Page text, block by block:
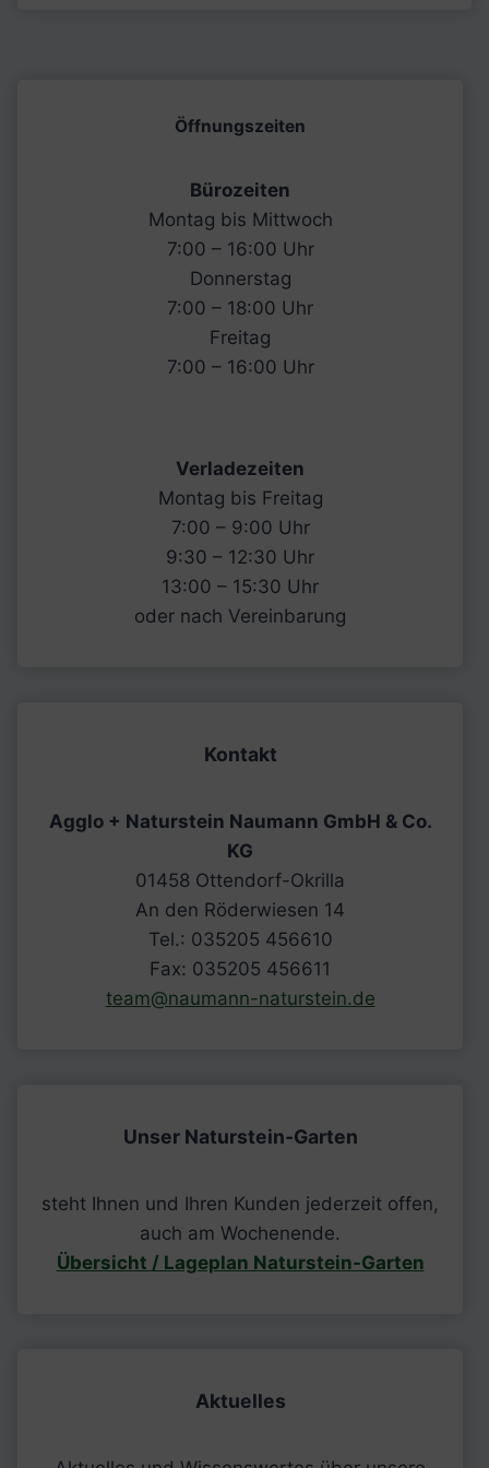
Öffnungszeiten
Bürozeiten
Montag bis Mittwoch
7:00 – 16:00 Uhr
Donnerstag
7:00 – 18:00 Uhr
Freitag
7:00 – 16:00 Uhr
Verladezeiten
Montag bis Freitag
7:00 – 9:00 Uhr
9:30 – 12:30 Uhr
13:00 – 15:30 Uhr
oder nach Vereinbarung
Kontakt
Agglo + Naturstein Naumann GmbH & Co.
KG
01458 Ottendorf-Okrilla
An den Röderwiesen 14
Tel.: 035205 456610
Fax: 035205 456611
team@naumann-naturstein.de
Unser Naturstein-Garten
steht Ihnen und Ihren Kunden jederzeit offen,
auch am Wochenende.
Übersicht / Lageplan Naturstein-Garten
Aktuelles